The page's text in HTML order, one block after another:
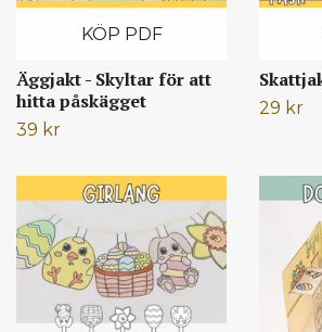
KÖP PDF
Äggjakt - Skyltar för att
hitta påskägget
39 kr
29 kr